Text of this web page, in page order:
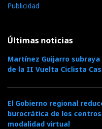
Publicidad
Últimas noticias
Martínez Guijarro
de la II Vuelta Ciclista
El Gobierno regional
burocrática de los
modalidad virtual